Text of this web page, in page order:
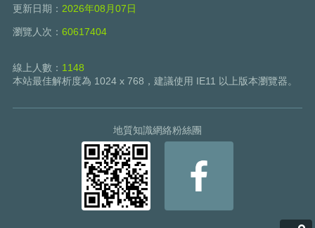
更新日期： 2026年08月07日
瀏覽人次： 60617404
線上人數： 1148
本站最佳解析度為 1024 x 768，建議使用 IE11 以上版本瀏覽器。
地質知識網絡粉絲團